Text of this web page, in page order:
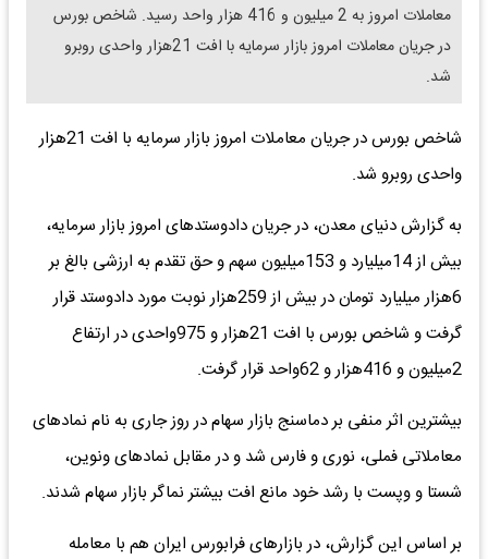
معاملات امروز به 2 میلیون و 416 هزار واحد رسید. شاخص بورس
در جریان معاملات امروز بازار سرمایه با افت 21هزار واحدی روبرو
شد.
شاخص بورس در جریان معاملات امروز بازار سرمایه با افت 21هزار
واحدی روبرو شد.
به گزارش دنیای معدن، در جریان دادوستدهای امروز بازار سرمایه،
بیش از 14میلیارد و 153میلیون سهم و حق تقدم به ارزشی بالغ بر
6هزار میلیارد تومان در بیش از 259هزار نوبت مورد دادوستد قرار
گرفت و شاخص بورس با افت 21هزار و 975واحدی در ارتفاع
2میلیون و 416هزار و 62واحد قرار گرفت.
بیشترین اثر منفی بر دماسنج بازار سهام در روز جاری به نام نمادهای
معاملاتی فملی، نوری و فارس شد و در مقابل نمادهای ونوین،
شستا و وپست با رشد خود مانع افت بیشتر نماگر بازار سهام شدند.
بر اساس این گزارش، در بازارهای فرابورس ایران هم با معامله